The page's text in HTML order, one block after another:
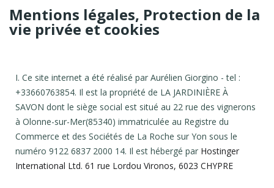
Mentions légales, Protection de la
vie privée et cookies
I. Ce site internet a été réalisé par Aurélien Giorgino - tel :
+33660763854. Il est la propriété de LA JARDINIÈRE À
SAVON dont le siège social est situé au 22 rue des vignerons
à Olonne-sur-Mer(85340) immatriculée au Registre du
Commerce et des Sociétés de La Roche sur Yon sous le
numéro 9122 6837 2000 14. Il est hébergé par Hostinger
International Ltd. 61 rue Lordou Vironos, 6023 CHYPRE